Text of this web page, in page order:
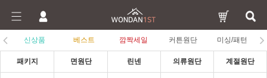
신상품 베스트 깜짝세일 커튼원단 미싱/패턴
패키지 면원단 린넨 의류원단 계절원단